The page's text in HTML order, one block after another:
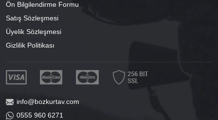
Ön Bilgilendirme Formu
Satış Sözleşmesi
Üyelik Sözleşmesi
Gizlilik Politikası
info@bozkurtav.com
0555 960 6271